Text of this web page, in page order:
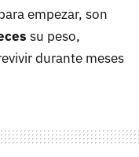
empezar, son
su peso,
durante meses